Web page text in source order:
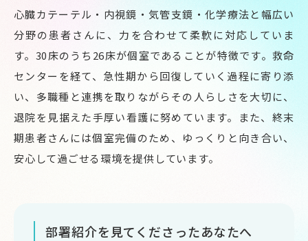
心臓カテーテル・内視鏡・気管支鏡・化学療法と幅広い
分野の患者さんに、力を合わせて柔軟に対応していま
す。30床のうち26床が個室であることが特徴です。救命
センターを経て、急性期から回復していく過程に寄り添
い、多職種と連携を取りながらその人らしさを大切に、
退院を見据えた手厚い看護に努めています。また、終末
期患者さんには個室完備のため、ゆっくりと向き合い、
安心して過ごせる環境を提供しています。
部署紹介を見てくださったあなたへ